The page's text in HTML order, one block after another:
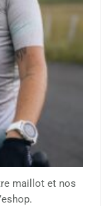
maillot et nos